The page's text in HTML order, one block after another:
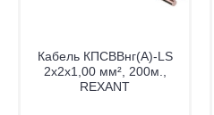
Кабель КПСВВнг(А)-LS
2х2х1,00 мм², 200м.,
REXANT